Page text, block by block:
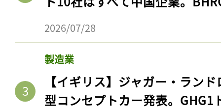
2026/07/28
製造業
【イギリス】ジャガー・ラン
型コンセプトカー発表。GHG1